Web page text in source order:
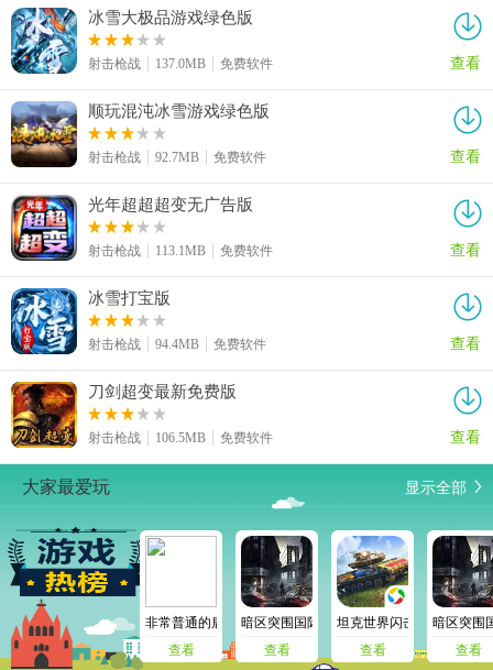
冰雪大极品游戏绿色版
射击枪战 137.0MB 免费软件 查看
顺玩混沌冰雪游戏绿色版
射击枪战 92.7MB 免费软件 查看
光年超超超变无广告版
射击枪战 113.1MB 免费软件 查看
冰雪打宝版
射击枪战 94.4MB 免费软件 查看
刀剑超变最新免费版
射击枪战 106.5MB 免费软件 查看
大家最爱玩 显示全部
非常普通的鹿未来版
查看
暗区突围国际版
查看
坦克世界闪击战
查看
暗区突围
查看